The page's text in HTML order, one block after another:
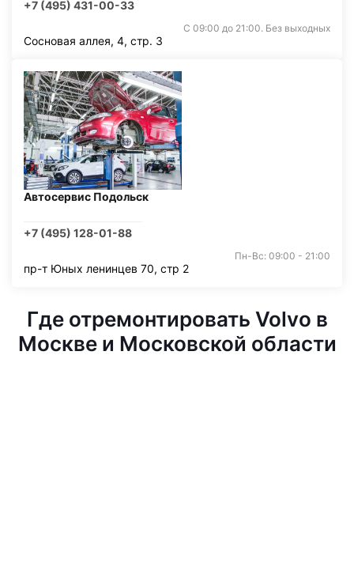
+7 (495) 431-00-33
С 09:00 до 21:00. Без выходных
Сосновая аллея, 4, стр. 3
Автосервис Подольск
+7 (495) 128-01-88
Пн-Вс: 09:00 - 21:00
пр-т Юных ленинцев 70, стр 2
Где отремонтировать Volvo в
Москве и Московской области